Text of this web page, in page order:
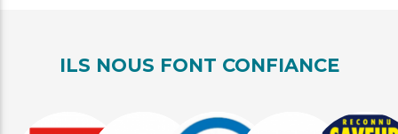
ILS NOUS FONT CONFIANCE